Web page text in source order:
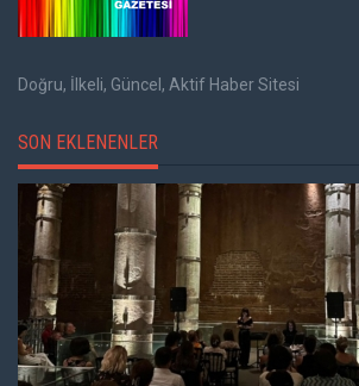
Doğru, İlkeli, Güncel, Aktif Haber Sitesi
SON EKLENENLER